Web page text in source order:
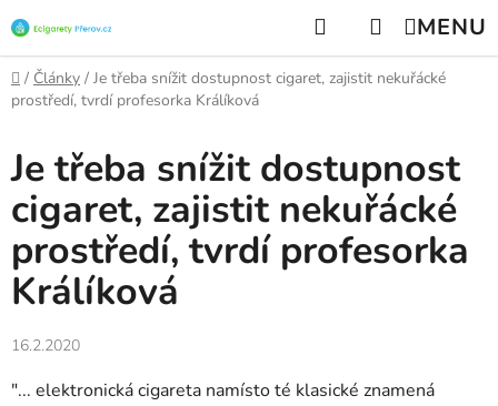
na
obsah
Hledat NÁKUPNÍ
KOŠÍK
Domů
/ Články / Je třeba snížit dostupnost cigaret, zajistit nekuřácké
prostředí, tvrdí profesorka Králíková
Je třeba snížit dostupnost
cigaret, zajistit nekuřácké
prostředí, tvrdí profesorka
Králíková
16.2.2020
"... elektronická cigareta namísto té klasické znamená